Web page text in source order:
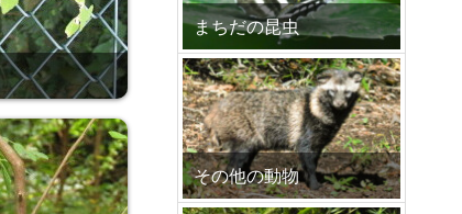
まちだの昆虫
その他の動物